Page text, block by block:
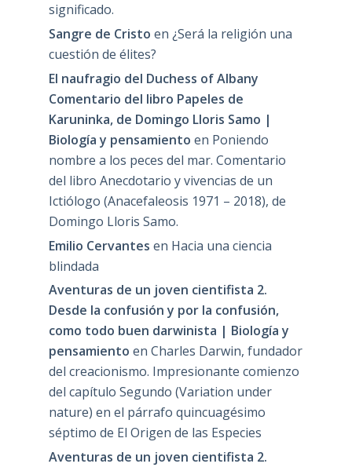
significado.
Sangre de Cristo en ¿Será la religión una
cuestión de élites?
El naufragio del Duchess of Albany
Comentario del libro Papeles de
Karuninka, de Domingo Lloris Samo |
Biología y pensamiento en Poniendo
nombre a los peces del mar. Comentario
del libro Anecdotario y vivencias de un
Ictiólogo (Anacefaleosis 1971 – 2018), de
Domingo Lloris Samo.
Emilio Cervantes en Hacia una ciencia
blindada
Aventuras de un joven cientifista 2.
Desde la confusión y por la confusión,
como todo buen darwinista | Biología y
pensamiento en Charles Darwin, fundador
del creacionismo. Impresionante comienzo
del capítulo Segundo (Variation under
nature) en el párrafo quincuagésimo
séptimo de El Origen de las Especies
Aventuras de un joven cientifista 2.